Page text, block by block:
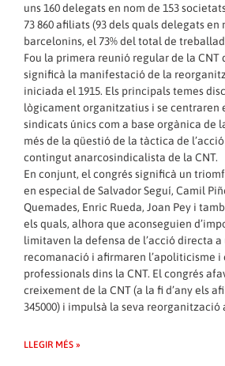
uns 160 delegats en nom de 153
73 860 afiliats (93 dels quals delegats en
barcelonins, el 73% del total de
Fou la primera reunió regular de la CNT
significà la manifestació de la
iniciada el 1915. Els principals temes
lògicament organitzatius i se centraren
sindicats únics com a base orgànica de
més de la qüestió de la tàctica de
contingut anarcosindicalista de la CNT.
En conjunt, el congrés significà un
en especial de Salvador Seguí, Camil
Quemades, Enric Rueda, Joan Pey i
els quals, alhora que aconseguien
limitaven la defensa de l’acció directa a
recomanació i afirmaren l’apoliticisme
professionals dins la CNT. El congrés
creixement de la CNT (a la fi d’any els
345000) i impulsà la seva reorganització
LLEGIR MÉS »